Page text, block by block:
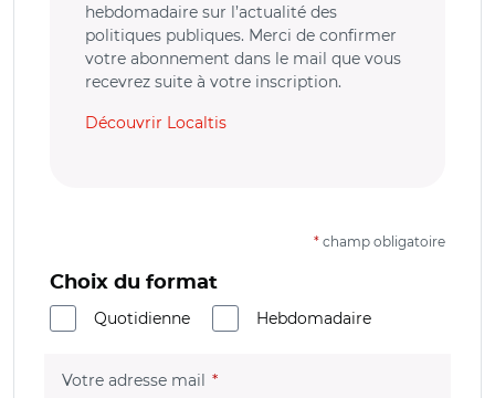
hebdomadaire sur l’actualité des
politiques publiques. Merci de confirmer
votre abonnement dans le mail que vous
recevrez suite à votre inscription.
Découvrir Localtis
* champ obligatoire
Choix du format
Quotidienne
Hebdomadaire
Votre adresse mail (champ obligatoire)